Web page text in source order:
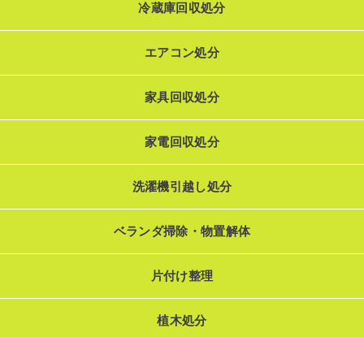
冷蔵庫回収処分
エアコン処分
家具回収処分
家電回収処分
洗濯機引越し処分
ベランダ掃除・物置解体
片付け整理
植木処分